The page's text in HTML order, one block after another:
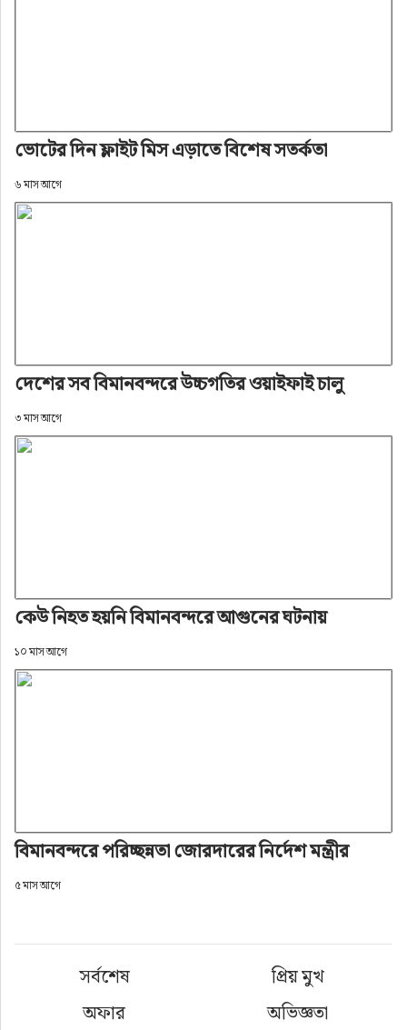
ভোটের দিন ফ্লাইট মিস এড়াতে বিশেষ সতর্কতা
৬ মাস আগে
দেশের সব বিমানবন্দরে উচ্চগতির ওয়াইফাই চালু
৩ মাস আগে
কেউ নিহত হয়নি বিমানবন্দরে আগুনের ঘটনায়
১০ মাস আগে
বিমানবন্দরে পরিচ্ছন্নতা জোরদারের নির্দেশ মন্ত্রীর
৫ মাস আগে
সর্বশেষ
প্রিয় মুখ
অফার
অভিজ্ঞতা